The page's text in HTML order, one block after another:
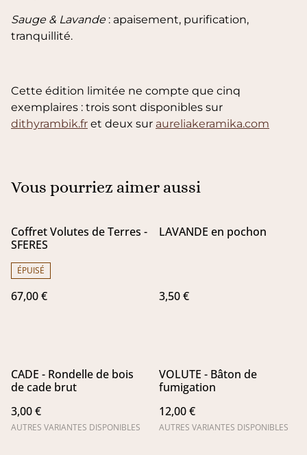
Sauge & Lavande: apaisement, purification,
tranquillité.
Cette édition limitée ne compte que cinq
exemplaires : trois sont disponibles sur
dithyrambik.fr et deux sur aureliakeramika.com
Vous pourriez aimer aussi
Coffret Volutes de Terres -
SFERES
ÉPUISÉ
67,00 €
LAVANDE en pochon
3,50 €
CADE - Rondelle de bois
de cade brut
3,00 €
AUTRES VARIANTES DISPONIBLES
VOLUTE - Bâton de
fumigation
12,00 €
AUTRES VARIANTES DISPONIBLES